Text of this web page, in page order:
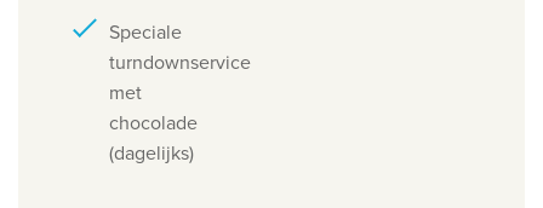
Speciale
turndownservice
met
chocolade
(dagelijks)